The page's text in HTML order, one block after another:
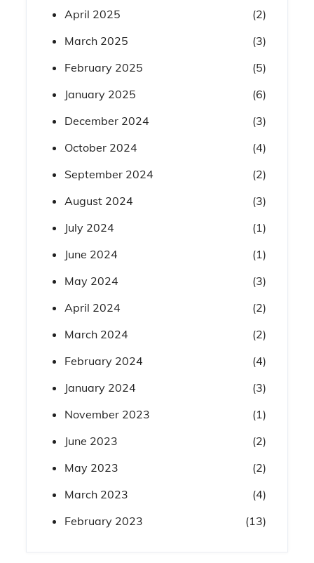
April 2025
(2)
March 2025
(3)
February 2025
(5)
January 2025
(6)
December 2024
(3)
October 2024
(4)
September 2024
(2)
August 2024
(3)
July 2024
(1)
June 2024
(1)
May 2024
(3)
April 2024
(2)
March 2024
(2)
February 2024
(4)
January 2024
(3)
November 2023
(1)
June 2023
(2)
May 2023
(2)
March 2023
(4)
February 2023
(13)